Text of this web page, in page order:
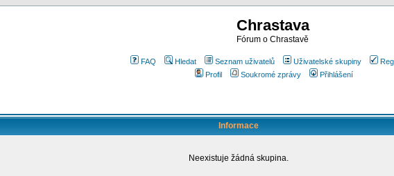
Chrastava
Fórum o Chrastavě
FAQ Hledat Seznam uživatelů Uživatelské skupiny
Profil
Soukromé zprávy Přihlášení
Informace
Neexistuje žádná skupina.